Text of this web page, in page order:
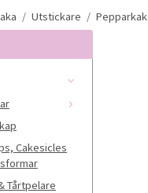
/ Utstickare /
Cakesicles
Tårtpelare